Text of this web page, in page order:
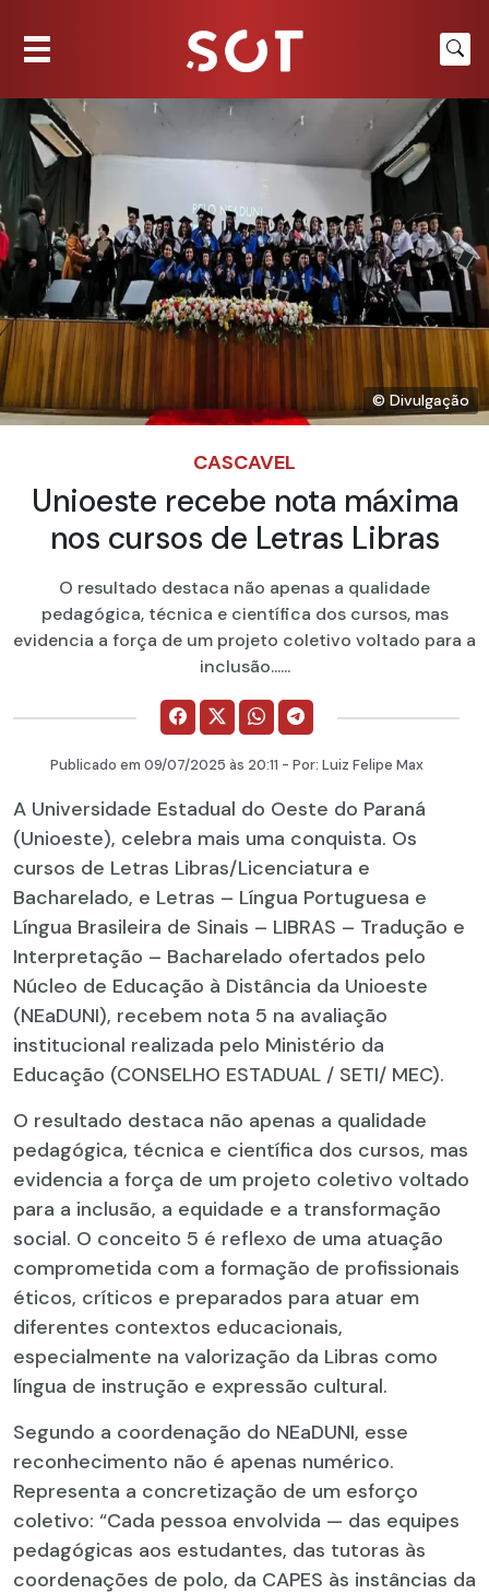
© Divulgação
CASCAVEL
Unioeste recebe nota máxima
nos cursos de Letras Libras
O resultado destaca não apenas a qualidade
pedagógica, técnica e científica dos cursos, mas
evidencia a força de um projeto coletivo voltado para a
inclusão......
Publicado em 09/07/2025 às 20:11 - Por: Luiz Felipe Max
A Universidade Estadual do Oeste do Paraná
(Unioeste), celebra mais uma conquista. Os
cursos de Letras Libras/Licenciatura e
Bacharelado, e Letras – Língua Portuguesa e
Língua Brasileira de Sinais – LIBRAS – Tradução e
Interpretação – Bacharelado ofertados pelo
Núcleo de Educação à Distância da Unioeste
(NEaDUNI), recebem nota 5 na avaliação
institucional realizada pelo Ministério da
Educação (CONSELHO ESTADUAL / SETI/ MEC).
O resultado destaca não apenas a qualidade
pedagógica, técnica e científica dos cursos, mas
evidencia a força de um projeto coletivo voltado
para a inclusão, a equidade e a transformação
social. O conceito 5 é reflexo de uma atuação
comprometida com a formação de profissionais
éticos, críticos e preparados para atuar em
diferentes contextos educacionais,
especialmente na valorização da Libras como
língua de instrução e expressão cultural.
Segundo a coordenação do NEaDUNI, esse
reconhecimento não é apenas numérico.
Representa a concretização de um esforço
coletivo: “Cada pessoa envolvida — das equipes
pedagógicas aos estudantes, das tutoras às
coordenações de polo, da CAPES às instâncias da